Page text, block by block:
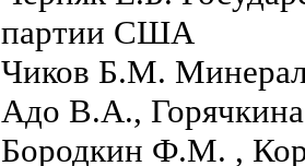
партии США
Чиков Б.М.
Адо В.А.,
Бородкин Ф.М. ,